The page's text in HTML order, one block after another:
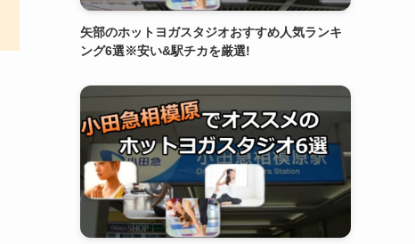
矢部のホットヨガスタジオおすすめ人気ランキ
ング6選※安い&駅チカを厳選!